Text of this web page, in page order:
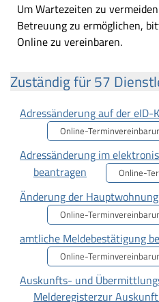
Um Wartezeiten zu
Betreuung zu ermöglichen,
Online zu vereinbaren.
Zuständig für 57
Adressänderung auf der eID-
Online-
Adressänderung im
beantragen
Online-
Änderung der Hauptwohnung
Online-
amtliche Meldebestätigung
Online-
Auskunfts- und
Melderegisterzur